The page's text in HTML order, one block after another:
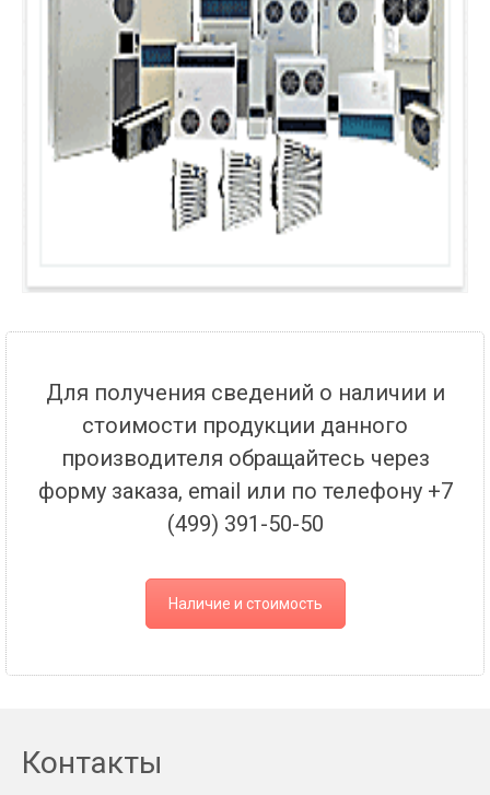
Для получения сведений о наличии и
стоимости продукции данного
производителя обращайтесь через
форму заказа, email или по телефону +7
(499) 391-50-50
Наличие и стоимость
Контакты